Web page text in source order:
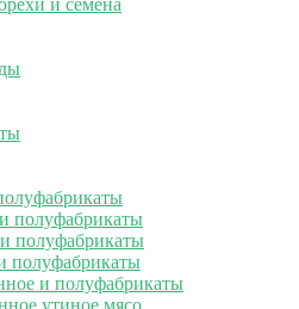
и семена
полуфабрикаты
полуфабрикаты
полуфабрикаты
и полуфабрикаты
утиное мясо